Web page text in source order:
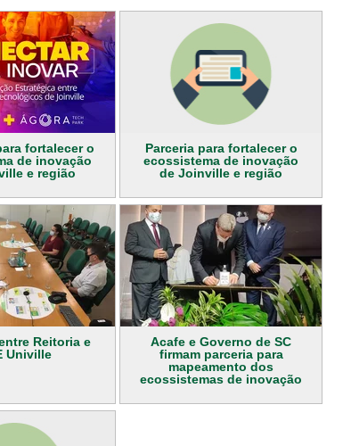
fortalecer o
de inovação
e região
Parceria para fortalecer o
ecossistema de inovação
de Joinville e região
Reitoria e
Univille
Acafe e Governo de SC
firmam parceria para
mapeamento dos
ecossistemas de inovação